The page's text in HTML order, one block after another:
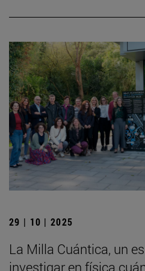
29 | 10 | 2025
La Milla Cuántica, un
investigar en física